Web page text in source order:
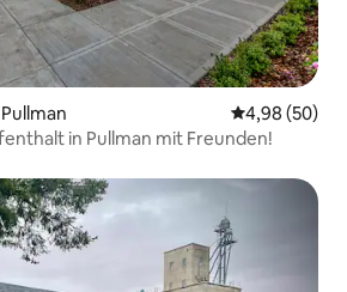
4,98 (50)
in Pullman mit Freunden!